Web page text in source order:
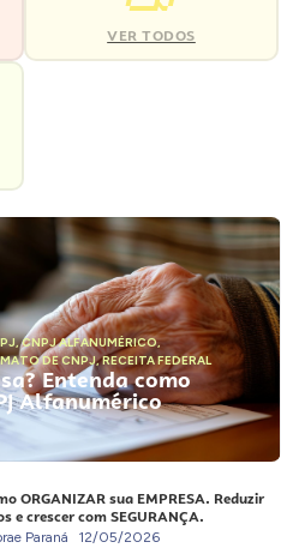
VER TODOS
,CNPJ ALFANUMÉRICO,
DE CNPJ,RECEITA FEDERAL
Entenda como
Alfanumérico
ORGANIZAR sua EMPRESA. Reduzir
e crescer com SEGURANÇA.
Paraná 12/05/2026